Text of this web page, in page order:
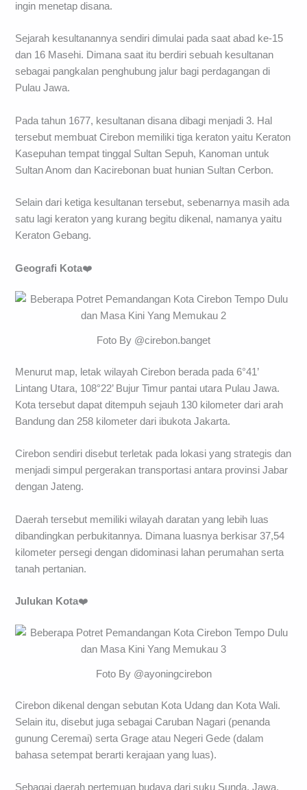
ingin menetap disana.
Sejarah kesultanannya sendiri dimulai pada saat abad ke-15
dan 16 Masehi. Dimana saat itu berdiri sebuah kesultanan
sebagai pangkalan penghubung jalur bagi perdagangan di
Pulau Jawa.
Pada tahun 1677, kesultanan disana dibagi menjadi 3. Hal
tersebut membuat Cirebon memiliki tiga keraton yaitu Keraton
Kasepuhan tempat tinggal Sultan Sepuh, Kanoman untuk
Sultan Anom dan Kacirebonan buat hunian Sultan Cerbon.
Selain dari ketiga kesultanan tersebut, sebenarnya masih ada
satu lagi keraton yang kurang begitu dikenal, namanya yaitu
Keraton Gebang.
Geografi Kota❤️
Foto By @cirebon.banget
Menurut map, letak wilayah Cirebon berada pada 6°41’
Lintang Utara, 108°22’ Bujur Timur pantai utara Pulau Jawa.
Kota tersebut dapat ditempuh sejauh 130 kilometer dari arah
Bandung dan 258 kilometer dari ibukota Jakarta.
Cirebon sendiri disebut terletak pada lokasi yang strategis dan
menjadi simpul pergerakan transportasi antara provinsi Jabar
dengan Jateng.
Daerah tersebut memiliki wilayah daratan yang lebih luas
dibandingkan perbukitannya. Dimana luasnya berkisar 37,54
kilometer persegi dengan didominasi lahan perumahan serta
tanah pertanian.
Julukan Kota❤️
Foto By @ayoningcirebon
Cirebon dikenal dengan sebutan Kota Udang dan Kota Wali.
Selain itu, disebut juga sebagai Caruban Nagari (penanda
gunung Ceremai) serta Grage atau Negeri Gede (dalam
bahasa setempat berarti kerajaan yang luas).
Sebagai daerah pertemuan budaya dari suku Sunda, Jawa,